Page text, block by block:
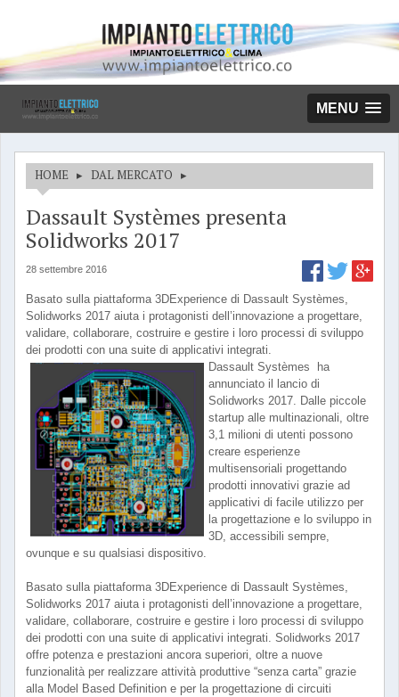
MENU
HOME ▸ DAL MERCATO ▸
Dassault Systèmes presenta
Solidworks 2017
28 settembre 2016
Basato sulla piattaforma 3DExperience di Dassault Systèmes,
Solidworks 2017 aiuta i protagonisti dell’innovazione a progettare,
validare, collaborare, costruire e gestire i loro processi di sviluppo
dei prodotti con una suite di applicativi integrati.
Dassault Systèmes ha
annunciato il lancio di
Solidworks 2017. Dalle piccole
startup alle multinazionali, oltre
3,1 milioni di utenti possono
creare esperienze
multisensoriali progettando
prodotti innovativi grazie ad
applicativi di facile utilizzo per
la progettazione e lo sviluppo in
3D, accessibili sempre,
ovunque e su qualsiasi dispositivo.
Basato sulla piattaforma 3DExperience di Dassault Systèmes,
Solidworks 2017 aiuta i protagonisti dell’innovazione a progettare,
validare, collaborare, costruire e gestire i loro processi di sviluppo
dei prodotti con una suite di applicativi integrati. Solidworks 2017
offre potenza e prestazioni ancora superiori, oltre a nuove
funzionalità per realizzare attività produttive “senza carta” grazie
alla Model Based Definition e per la progettazione di circuiti